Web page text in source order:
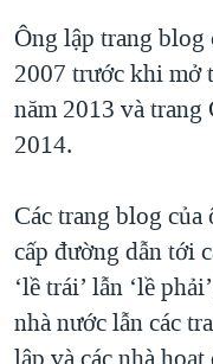
Ông lập trang blog
2007 trước khi mở
năm 2013 và trang
2014.
Các trang blog
cấp đường dẫn tới
‘lề trái’ lẫn ‘lề
nhà nước lẫn các